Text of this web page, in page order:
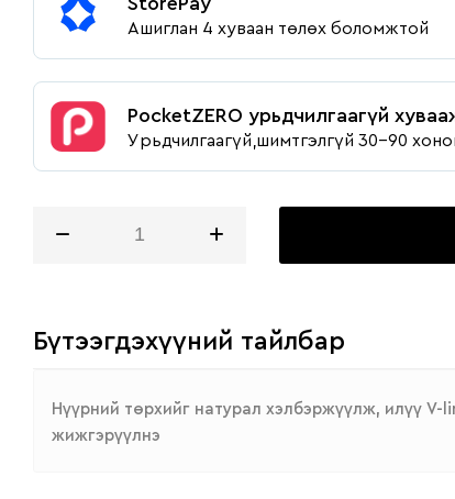
Ашиглан 4 хуваан төлөх боломжтой
PocketZERO урьдчилгаагүй
Урьдчилгаагүй,шимтгэлгүй 30-90
Бүтээгдэхүүний тайлбар
Нүүрний төрхийг натурал хэлбэржүүлж, илүү V-
жижгэрүүлнэ